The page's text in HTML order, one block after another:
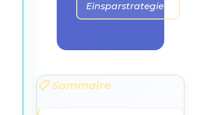
Einsparstrategien
📋 Sommaire